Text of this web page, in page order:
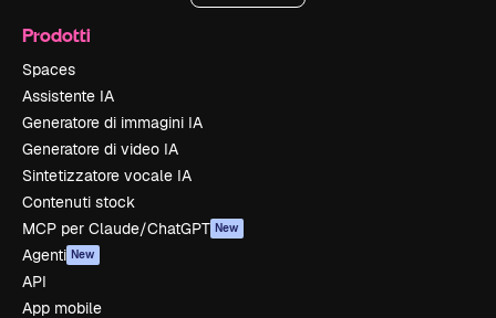
Prodotti
Spaces
Assistente IA
Generatore di immagini IA
Generatore di video IA
Sintetizzatore vocale IA
Contenuti stock
MCP per Claude/ChatGPT New
Agenti New
API
App mobile